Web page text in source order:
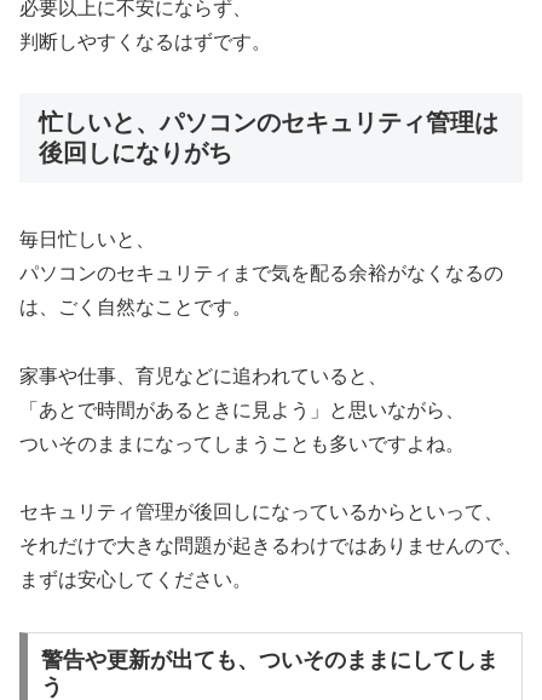
必要以上に不安にならず、
判断しやすくなるはずです。
忙しいと、パソコンのセキュリティ管理は
後回しになりがち
毎日忙しいと、
パソコンのセキュリティまで気を配る余裕がなくなるの
は、ごく自然なことです。
家事や仕事、育児などに追われていると、
「あとで時間があるときに見よう」と思いながら、
ついそのままになってしまうことも多いですよね。
セキュリティ管理が後回しになっているからといって、
それだけで大きな問題が起きるわけではありませんので、
まずは安心してください。
警告や更新が出ても、ついそのままにしてしま
う